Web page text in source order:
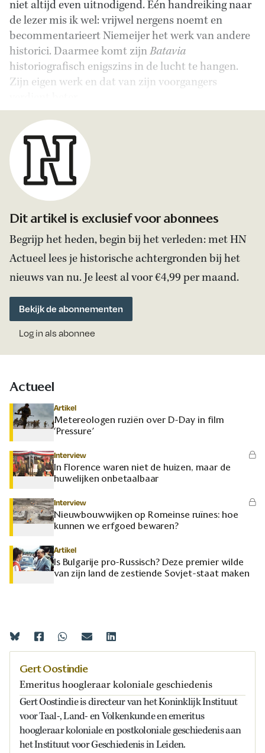
niet altijd even uitnodigend. Eén handreiking naar
de lezer mis ik wel: vrijwel nergens noemt en
becommentarieert Niemeijer het werk van andere
historici. Daarmee komt zijnBatavia
historiografisch enigszins in de lucht te hangen.
Zijn eigen werk en dat van zijn voorgangers
Dit artikel is exclusief voor abonnees
Begrijp het heden, begin bij het verleden: met HN
Actueel lees je historische achtergronden bij het
nieuws van nu. Je leest al voor €4,99 per maand.
Bekijk de abonnementen
Log in als abonnee
Actueel
Artikel
Metereologen ruziën over D-Day in film
‘Pressure’
Interview
In Florence waren niet de huizen, maar de
huwelijken onbetaalbaar
Interview
Nieuwbouwwijken op Romeinse ruïnes: hoe
kunnen we erfgoed bewaren?
Artikel
Is Bulgarije pro-Russisch? Deze premier wilde
van zijn land de zestiende Sovjet-staat maken
Gert Oostindie
Emeritus hoogleraar koloniale geschiedenis
Gert Oostindie is directeur van het Koninklijk Instituut
voor Taal-, Land- en Volkenkunde en emeritus
hoogleraar koloniale en postkoloniale geschiedenis aan
het Instituut voor Geschiedenis in Leiden.